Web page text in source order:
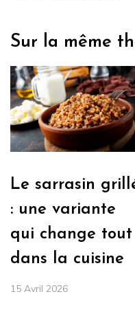
Sur la même
Le sarrasin
: une variante
qui change tout
dans la cuisine
15 Avril 2026